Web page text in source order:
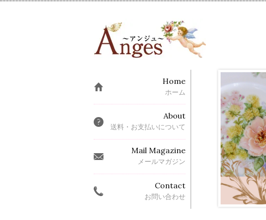
Home
ホーム
About
送料・お支払いについて
Mail Magazine
メールマガジン
Contact
お問い合わせ